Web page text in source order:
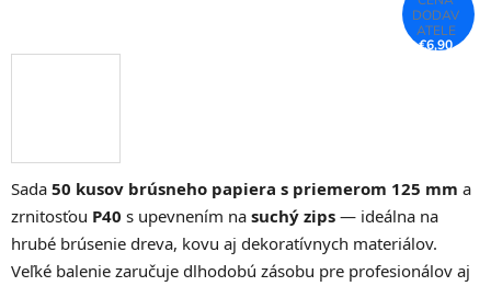
Sada 50 kusov brúsneho papiera s priemerom 125 mm a
zrnitosťou P40 s upevnením na suchý zips — ideálna na
hrubé brúsenie dreva, kovu aj dekoratívnych materiálov.
Veľké balenie zaručuje dlhodobú zásobu pre profesionálov aj
€6,90